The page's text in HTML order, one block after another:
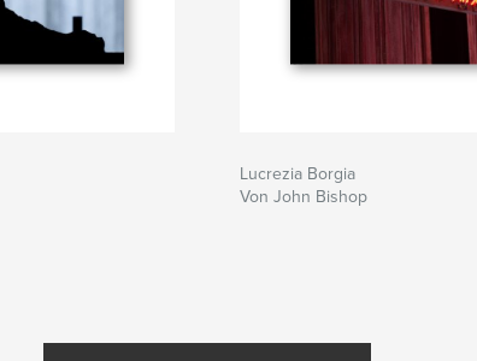
Lucrezia Borgia
Von John Bishop